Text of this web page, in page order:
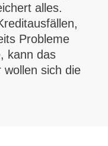
alles.
Probleme
kann das
sich die